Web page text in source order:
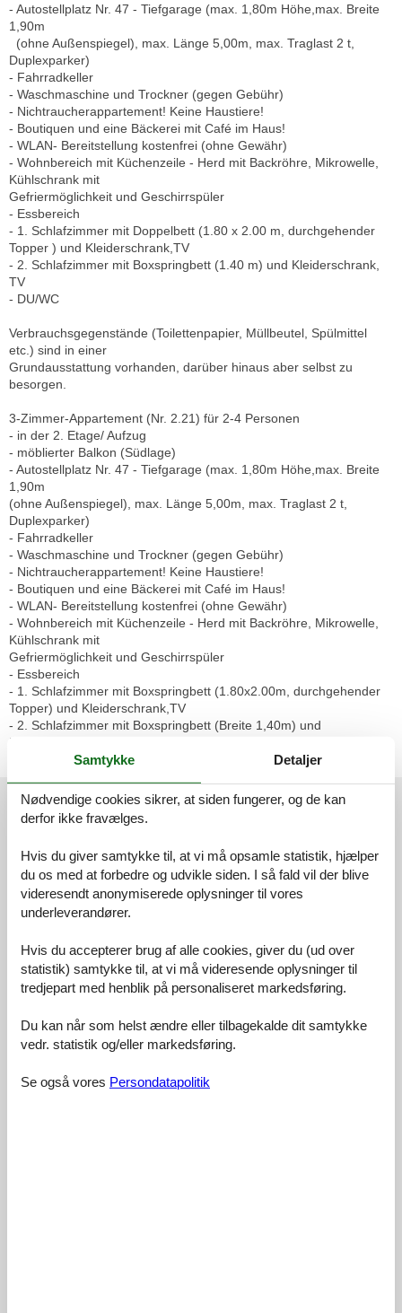
- Autostellplatz Nr. 47 - Tiefgarage (max. 1,80m Höhe,max. Breite
1,90m
(ohne Außenspiegel), max. Länge 5,00m, max. Traglast 2 t,
Duplexparker)
- Fahrradkeller
- Waschmaschine und Trockner (gegen Gebühr)
- Nichtraucherappartement! Keine Haustiere!
- Boutiquen und eine Bäckerei mit Café im Haus!
- WLAN- Bereitstellung kostenfrei (ohne Gewähr)
- Wohnbereich mit Küchenzeile - Herd mit Backröhre, Mikrowelle,
Kühlschrank mit
Gefriermöglichkeit und Geschirrspüler
- Essbereich
- 1. Schlafzimmer mit Doppelbett (1.80 x 2.00 m, durchgehender
Topper ) und Kleiderschrank,TV
- 2. Schlafzimmer mit Boxspringbett (1.40 m) und Kleiderschrank,
TV
- DU/WC
Verbrauchsgegenstände (Toilettenpapier, Müllbeutel, Spülmittel
etc.) sind in einer
Grundausstattung vorhanden, darüber hinaus aber selbst zu
besorgen.
3-Zimmer-Appartement (Nr. 2.21) für 2-4 Personen
- in der 2. Etage/ Aufzug
- möblierter Balkon (Südlage)
- Autostellplatz Nr. 47 - Tiefgarage (max. 1,80m Höhe,max. Breite
1,90m
(ohne Außenspiegel), max. Länge 5,00m, max. Traglast 2 t,
Duplexparker)
- Fahrradkeller
- Waschmaschine und Trockner (gegen Gebühr)
- Nichtraucherappartement! Keine Haustiere!
- Boutiquen und eine Bäckerei mit Café im Haus!
- WLAN- Bereitstellung kostenfrei (ohne Gewähr)
- Wohnbereich mit Küchenzeile - Herd mit Backröhre, Mikrowelle,
Kühlschrank mit
Gefriermöglichkeit und Geschirrspüler
- Essbereich
- 1. Schlafzimmer mit Boxspringbett (1.80x2.00m, durchgehender
Topper) und Kleiderschrank,TV
- 2. Schlafzimmer mit Boxspringbett (Breite 1,40m) und
Kleiderschrank, TV
Eksterne anmeldelser
Vores gæsteanmeldelser
4,3
Rengøring:
Komfort:
Beliggenhed:
Værelse:
Samtykke Detaljer
Nødvendige cookies sikrer, at siden fungerer, og de kan
derfor ikke fravælges.
Hvis du giver samtykke til, at vi må opsamle statistik, hjælper
du os med at forbedre og udvikle siden. I så fald vil der blive
videresendt anonymiserede oplysninger til vores
underleverandører.
Hvis du accepterer brug af alle cookies, giver du (ud over
statistik) samtykke til, at vi må videresende oplysninger til
tredjepart med henblik på personaliseret markedsføring.
Du kan når som helst ændre eller tilbagekalde dit samtykke
vedr. statistik og/eller markedsføring.
Se også vores Persondatapolitik